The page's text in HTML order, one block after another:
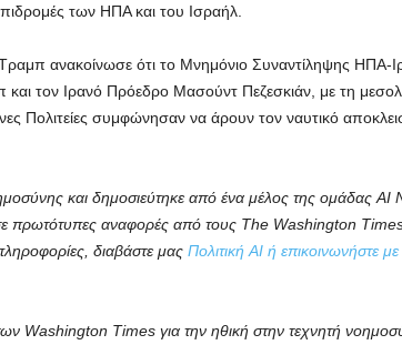
των ΗΠΑ και του Ισραήλ.
ανακοίνωσε ότι το Μνημόνιο Συναντίληψης ΗΠΑ-
τον Ιρανό Πρόεδρο Μασούντ Πεζεσκιάν, με τη
Πολιτείες συμφώνησαν να άρουν τον ναυτικό
και δημοσιεύτηκε από ένα μέλος της ομάδας
πρωτότυπες αναφορές από τους The Washington
διαβάστε μας Πολιτική AI ή επικοινωνήστε
Washington Times για την ηθική στην τεχνητή